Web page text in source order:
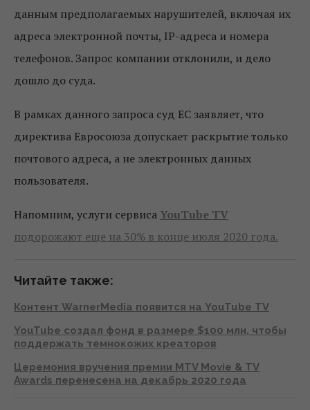
данным предполагаемых нарушителей, включая их
адреса электронной почты, IP-адреса и номера
телефонов. Запрос компании отклонили, и дело
дошло до суда.
В рамках данного запроса суд ЕС заявляет, что
директива Евросоюза допускает раскрытие только
почтового адреса, а не электронных данных
пользователя.
Напомним, услуги сервиса YouTube TV
подорожают еще на 30% в конце июля 2020 года.
Читайте также:
Контент WarnerMedia появится на YouTube TV
YouTube создал фонд в размере $100 млн, чтобы
поддержать темнокожих креаторов
Церемония вручения премии MTV Movie & TV
Awards перенесена на декабрь 2020 года